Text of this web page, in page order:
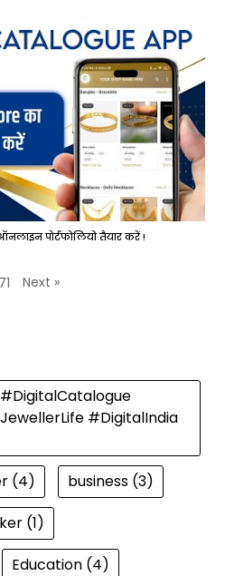
पोर्टफोलियो तैयार करें !
71 Next »
#DigitalIndia
(4) business(3)
(1)
Education(4)